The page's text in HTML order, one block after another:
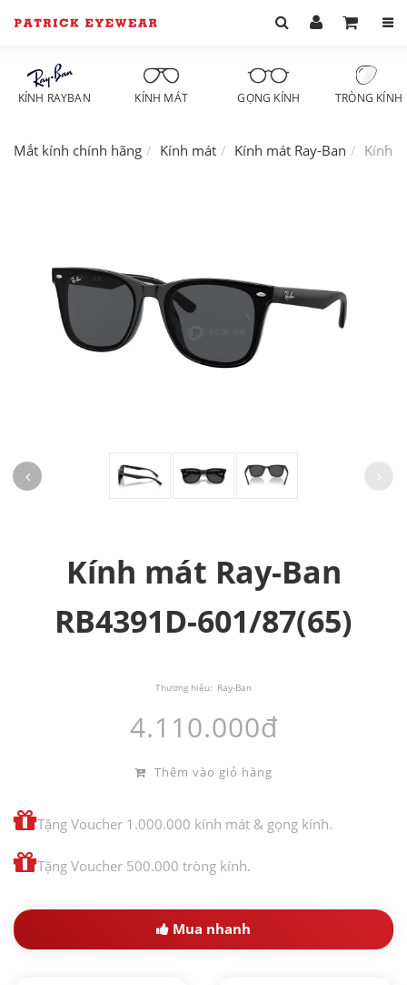
KÍNH RAYBAN KÍNH MÁT GỌNG KÍNH TRÒNG KÍNH
Mắt kính chính hãng Kính mát Kính mát Ray-Ban Kính
Kính mát Ray-Ban
RB4391D-601/87(65)
Thương hiệu: Ray-Ban
4.110.000đ
Thêm vào giỏ hàng
Tặng Voucher 1.000.000 kính mát & gọng kính.
Tặng Voucher 500.000 tròng kính.
Mua nhanh